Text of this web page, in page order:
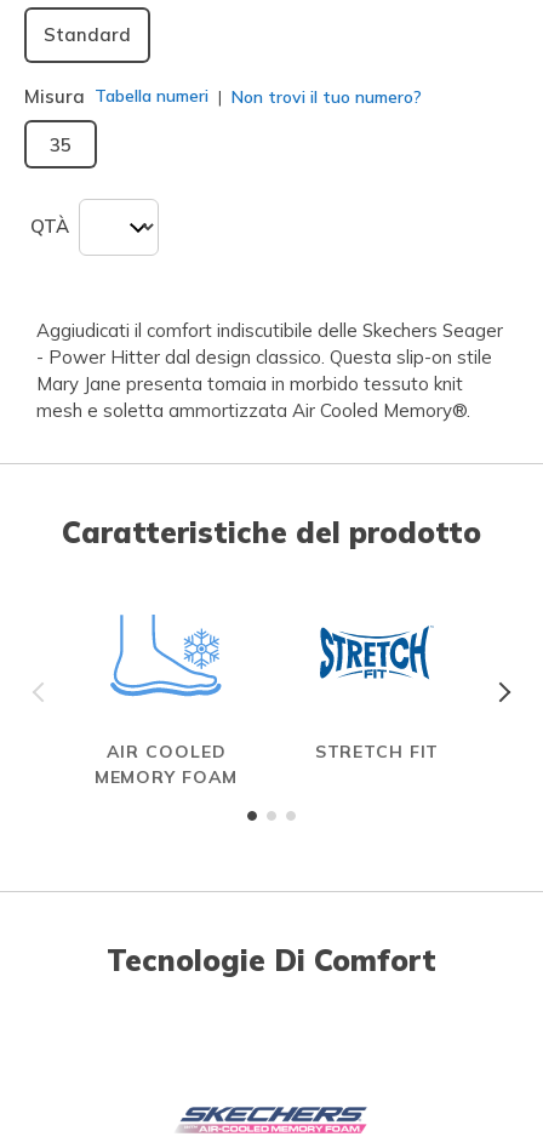
Standard
Misura Tabella numeri Non trovi il tuo numero?
35
QTÀ
Aggiudicati il comfort indiscutibile delle Skechers Seager
- Power Hitter dal design classico. Questa slip-on stile
Mary Jane presenta tomaia in morbido tessuto knit
mesh e soletta ammortizzata Air Cooled Memory®.
Caratteristiche del prodotto
AIR COOLED
MEMORY FOAM
STRETCH FIT
Tecnologie Di Comfort